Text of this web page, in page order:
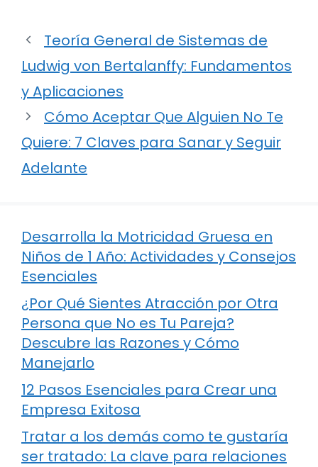
Teoría General de Sistemas de
Ludwig von Bertalanffy: Fundamentos
y Aplicaciones
Cómo Aceptar Que Alguien No Te
Quiere: 7 Claves para Sanar y Seguir
Adelante
Desarrolla la Motricidad Gruesa en
Niños de 1 Año: Actividades y Consejos
Esenciales
¿Por Qué Sientes Atracción por Otra
Persona que No es Tu Pareja?
Descubre las Razones y Cómo
Manejarlo
12 Pasos Esenciales para Crear una
Empresa Exitosa
Tratar a los demás como te gustaría
ser tratado: La clave para relaciones